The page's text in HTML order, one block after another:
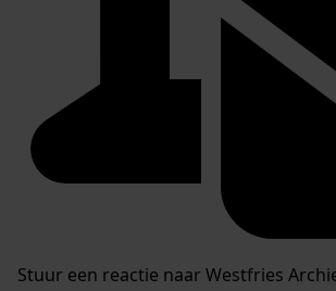
Stuur een reactie naar Westfries